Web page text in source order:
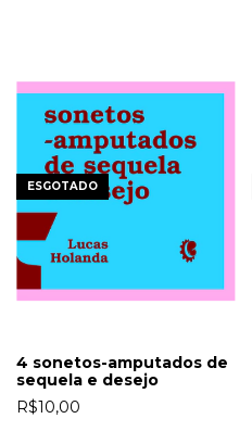
ESGOTADO
4 sonetos-amputados de
sequela e desejo
R$10,00